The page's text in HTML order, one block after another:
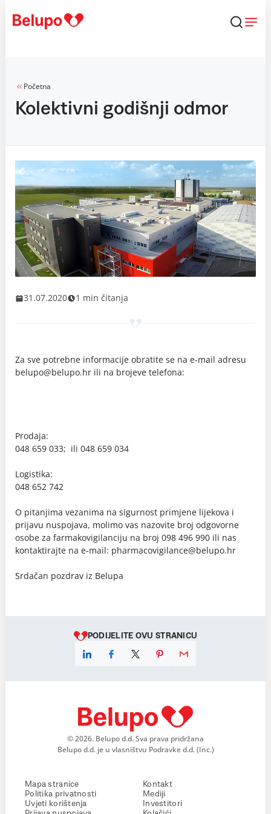
Početna
Kolektivni godišnji odmor
31.07.2020 1 min čitanja
Za sve potrebne informacije obratite se na e-mail adresu
belupo@belupo.hr ili na brojeve telefona:
Prodaja:
048 659 033; ili 048 659 034
Logistika:
048 652 742
O pitanjima vezanima na sigurnost primjene lijekova i
prijavu nuspojava, molimo vas nazovite broj odgovorne
osobe za farmakovigilanciju na broj 098 496 990 ili nas
kontaktirajte na e-mail: pharmacovigilance@belupo.hr
Srdačan pozdrav iz Belupa
PODIJELITE OVU STRANICU
© 2026. Belupo d.d. Sva prava pridržana
Belupo d.d. je u vlasništvu Podravke d.d. (Inc.)
Mapa stranice
Politika privatnosti
Uvjeti korištenja
Kontakt
Mediji
Investitori